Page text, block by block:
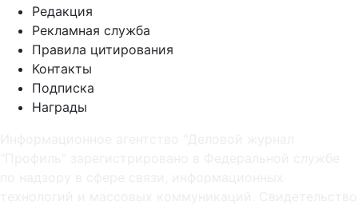
Редакция
Рекламная служба
Правила цитирования
Контакты
Подписка
Награды